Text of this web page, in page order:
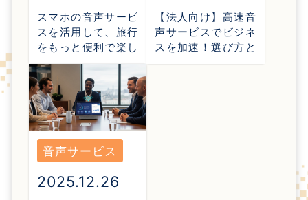
スマホの音声サービ
スを活用して、旅行
をもっと便利で楽し
いものに！
【法人向け】高速音
声サービスでビジネ
スを加速！選び方と
音声サービス
2025.12.26